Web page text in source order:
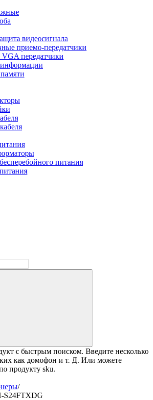
видеосигнала
приемо-передатчики
передатчики
питания
с быстрым поиском. Введите несколько
как домофон и т. Д. Или можете
продукту sku.
/
S24FTXDG